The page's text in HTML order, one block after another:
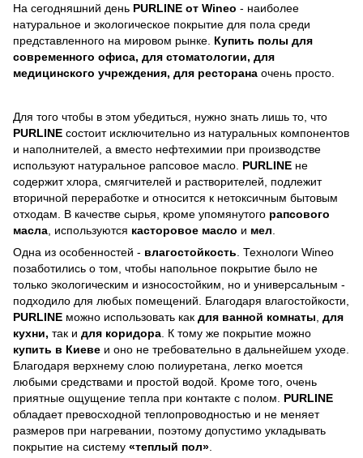
На сегодняшний день PURLINE от Wineo - наиболее
натуральное и экологическое покрытие для пола среди
представленного на мировом рынке. Купить полы для
современного офиса, для стоматологии, для
медицинского учреждения, для ресторана очень просто.
Для того чтобы в этом убедиться, нужно знать лишь то, что
PURLINE состоит исключительно из натуральных компонентов
и наполнителей, а вместо нефтехимии при производстве
используют натуральное рапсовое масло. PURLINE не
содержит хлора, смягчителей и растворителей, подлежит
вторичной переработке и относится к нетоксичным бытовым
отходам. В качестве сырья, кроме упомянутого рапсового
масла , используются касторовое масло и мел
Одна из особенностей - влагостойкость . Технологи Wineo
позаботились о том, чтобы напольное покрытие было не
только экологическим и износостойким, но и универсальным -
подходило для любых помещений. Благодаря влагостойкости,
PURLINE можно использовать как для ванной комнаты для
кухни, так и для коридора . К тому же покрытие можно
купить в Киеве и оно не требовательно в дальнейшем уходе.
Благодаря верхнему слою полиуретана, легко моется
любыми средствами и простой водой. Кроме того, очень
приятные ощущение тепла при контакте с полом. PURLINE
обладает превосходной теплопроводностью и не меняет
размеров при нагревании, поэтому допустимо укладывать
покрытие на систему «теплый пол»